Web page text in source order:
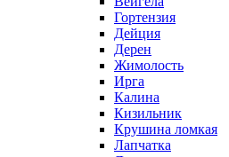
Гортензия
Дейция
Дерен
Жимолость
Ирга
Калина
Кизильник
Крушина ломкая
Лапчатка